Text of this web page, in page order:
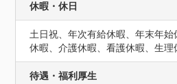
休暇・休日
土日祝、年次有給休暇、年末年
休暇、介護休暇、看護休暇、生理
待遇・福利厚生